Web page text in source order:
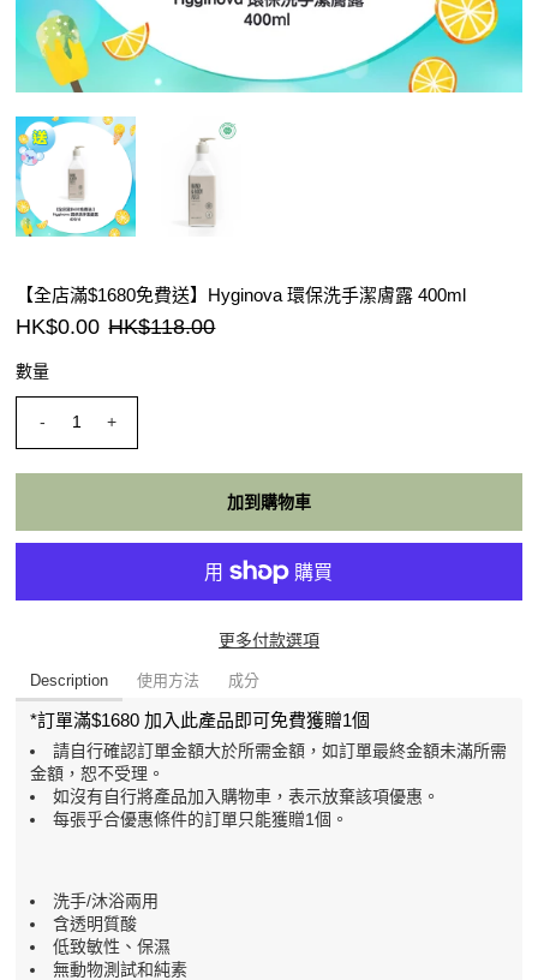
【全店滿$1680免費送】Hyginova 環保洗手潔膚露 400ml
HK$0.00 HK$118.00
數量
- +
更多付款選項
Description 使用方法 成分
*訂單滿$1680 加入此產品即可免費獲贈1個
請自行確認訂單金額大於所需金額，如訂單最終金額未滿所需
金額，恕不受理。
如沒有自行將產品加入購物車，表示放棄該項優惠。
每張乎合優惠條件的訂單只能獲贈1個。
洗手/沐浴兩用
含透明質酸
低致敏性、保濕
無動物測試和純素